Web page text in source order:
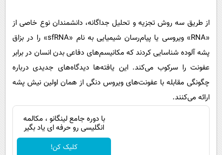
اجتماعی
حیات وحش
سیاست خارجی
از طریق سه روش تجزیه و تحلیل جداگانه، دانشمندان نوع خاصی از
«RNA» ویروسی یا پیام‌رسان شیمیایی به نام «sfRNA» را در بزاق
پشه آلوده شناسایی کردند که مکانیسم‌های دفاعی بدن انسان در برابر
عفونت را سرکوب می‌کند. این یافته‌ها دیدگاه‌های جدیدی درباره
چگونگی مقابله با عفونت‌های ویروس دنگی از همان اولین نیش پشه
ارائه می‌کنند.
با دوره جامع لینگانو ، مکالمه
انگلیسی رو حرفه ای یاد بگیر
کلیک کن!